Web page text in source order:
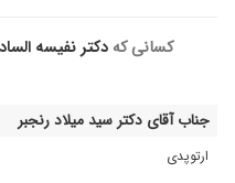
کسانی که دکتر نفیسه
جناب آقای دکتر سید میلاد رنجبر
ارتوپدی